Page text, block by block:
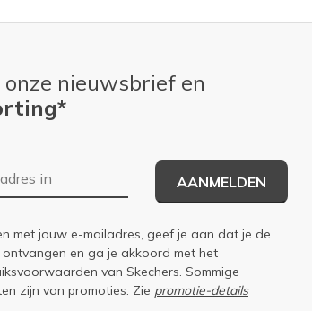
nieuwsbrief en
AANMELDEN
met jouw e-mailadres, geef je aan dat je de
en ga je akkoord met het
van Skechers. Sommige
zijn van promoties. Zie promotie-details